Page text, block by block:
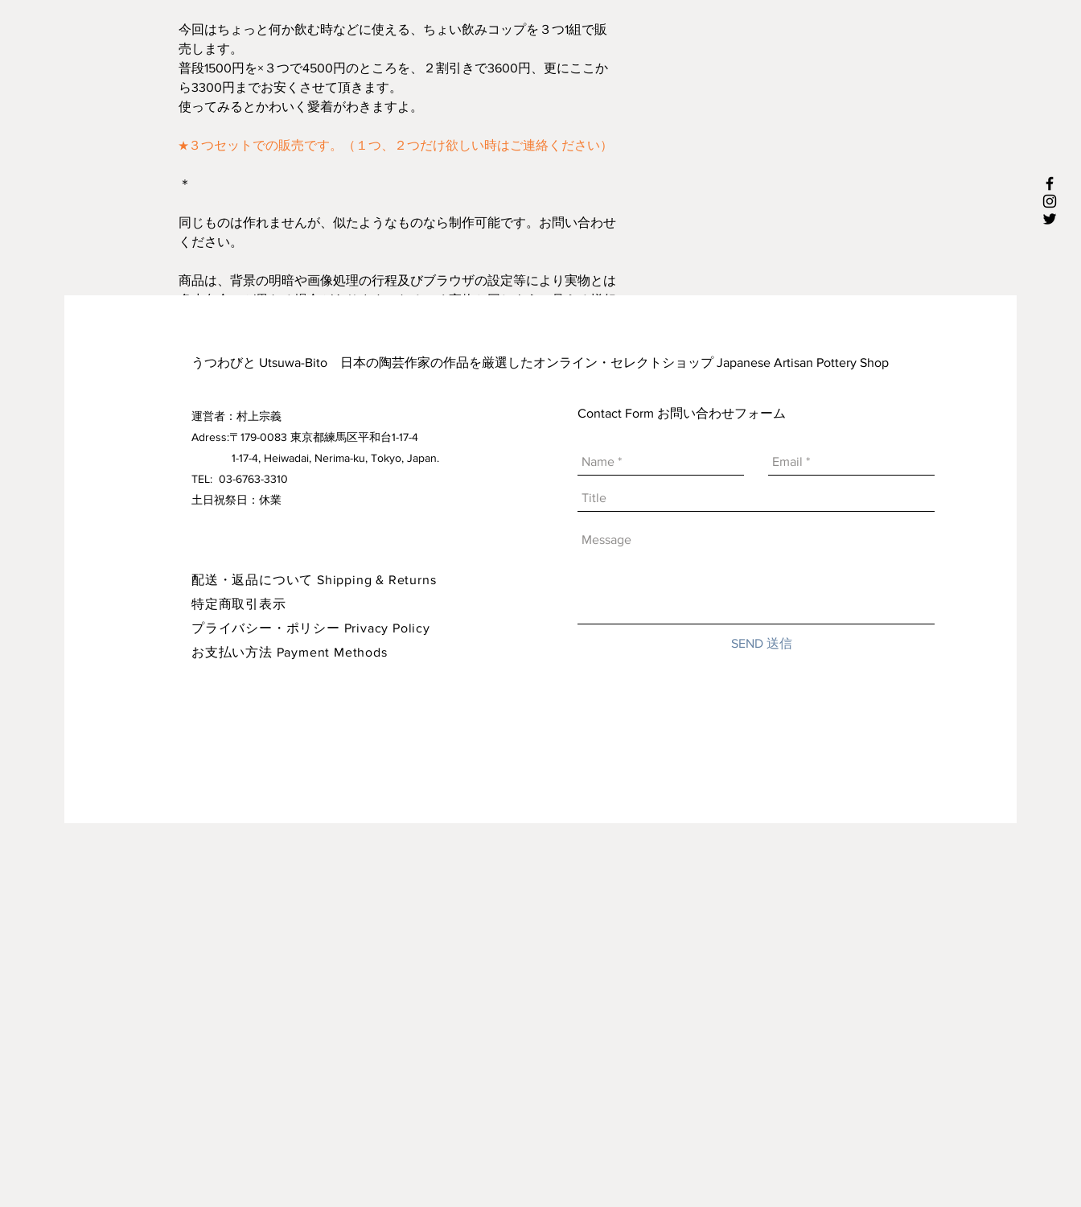
今回はちょっと何か飲む時などに使える、ちょい飲みコップを３つ1組で販
売します。
普段1500円を×３つで4500円のところを、２割引きで3600円、更にここか
ら3300円までお安くさせて頂きます。
使ってみるとかわいく愛着がわきますよ。
★３つセットでの販売です。（１つ、２つだけ欲しい時はご連絡ください）
＊
同じものは作れませんが、似たようなものなら制作可能です。お問い合わせ
ください。
商品は、背景の明暗や画像処理の行程及びブラウザの設定等により実物とは
多少色合いが異なる場合があります。なるべく実物と同じように見える様努
うつわびと Utsuwa-Bito 日本の陶芸作家の作品を厳選したオンライン・セレクトショップ Japanese Artisan Pottery Shop
運営者：村上宗義
Adress:〒179-0083 東京都練馬区平和台1-17-4
1-17-4, Heiwadai, Nerima-ku, Tokyo, Japan.
TEL: 03-6763-3310
​土日祝祭日：休業
配送・返品について Shipping & Returns
特定商取引表示
プライバシー・ポリシー Privacy Policy
お支払い方法 Payment Methods
Contact Form お問い合わせフォーム
SEND 送信